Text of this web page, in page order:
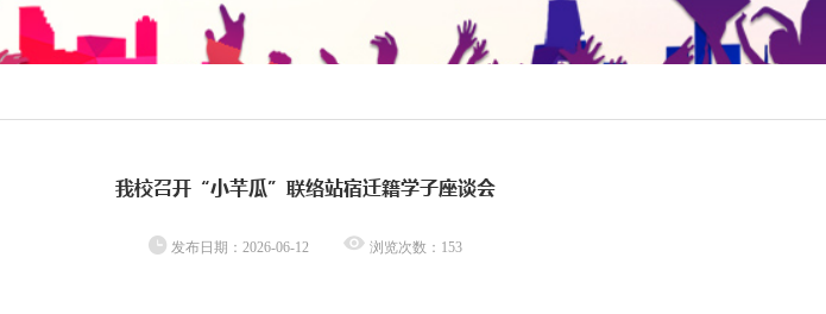
我校召开“小芊瓜”联络站宿迁籍学子座谈会
发布日期： 2026-06-12 浏览次数： 153